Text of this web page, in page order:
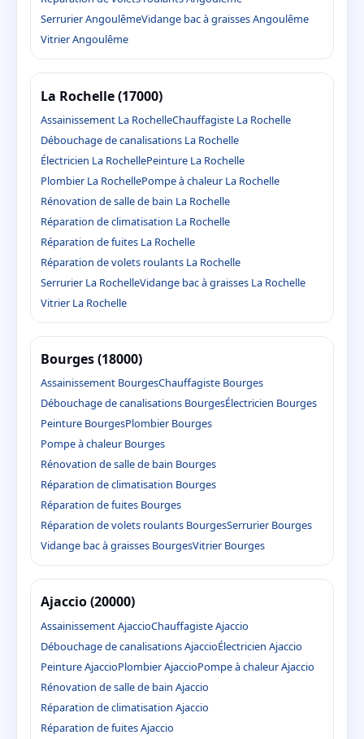
Serrurier AngoulêmeVidange bac à graisses Angoulême
Vitrier Angoulême
La Rochelle (17000)
Assainissement La RochelleChauffagiste La Rochelle
Débouchage de canalisations La Rochelle
Électricien La RochellePeinture La Rochelle
Plombier La RochellePompe à chaleur La Rochelle
Rénovation de salle de bain La Rochelle
Réparation de climatisation La Rochelle
Réparation de fuites La Rochelle
Réparation de volets roulants La Rochelle
Serrurier La RochelleVidange bac à graisses La Rochelle
Vitrier La Rochelle
Bourges (18000)
Assainissement BourgesChauffagiste Bourges
Débouchage de canalisations BourgesÉlectricien Bourges
Peinture BourgesPlombier Bourges
Pompe à chaleur Bourges
Rénovation de salle de bain Bourges
Réparation de climatisation Bourges
Réparation de fuites Bourges
Réparation de volets roulants BourgesSerrurier Bourges
Vidange bac à graisses BourgesVitrier Bourges
Ajaccio (20000)
Assainissement AjaccioChauffagiste Ajaccio
Débouchage de canalisations AjaccioÉlectricien Ajaccio
Peinture AjaccioPlombier AjaccioPompe à chaleur Ajaccio
Rénovation de salle de bain Ajaccio
Réparation de climatisation Ajaccio
Réparation de fuites Ajaccio